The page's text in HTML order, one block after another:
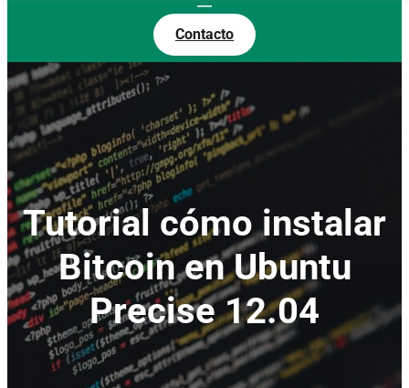
Contacto
Tutorial cómo instalar
Bitcoin en Ubuntu
Precise 12.04